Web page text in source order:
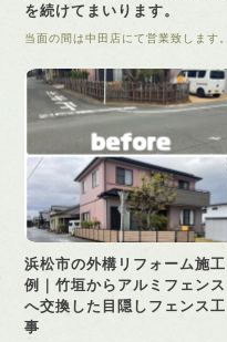
を続けてまいります。
当面の間は中田店にて営業致します。
浜松市の外構リフォーム施工
例｜竹垣からアルミフェンス
へ交換した目隠しフェンス工
事